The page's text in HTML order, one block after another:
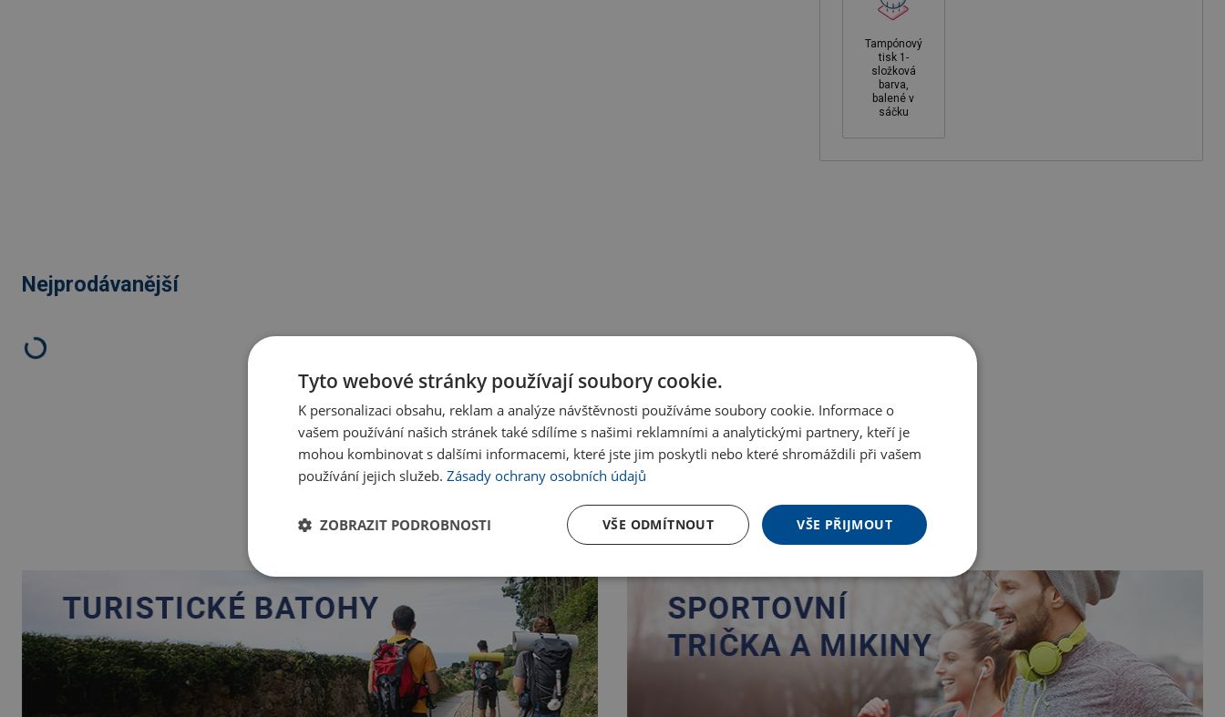
Tampónový
tisk 1-
složková
barva,
balené v
sáčku
Nejprodávanější
Tyto webové stránky používají soubory cookie.
K personalizaci obsahu, reklam a analýze návštěvnosti používáme soubory cookie. Informace o
vašem používání našich stránek také sdílíme s našimi reklamními a analytickými partnery, kteří je
mohou kombinovat s dalšími informacemi, které jste jim poskytli nebo které shromáždili při vašem
používání jejich služeb. Zásady ochrany osobních údajů
VŠE PŘIJMOUT
VŠE ODMÍTNOUT
ZOBRAZIT PODROBNOSTI